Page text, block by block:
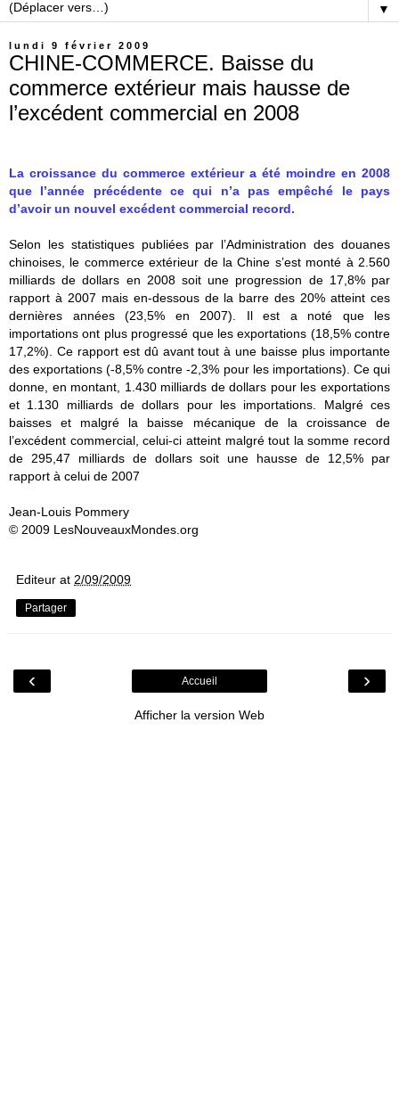
▼
lundi 9 février 2009
CHINE-COMMERCE. Baisse du
commerce extérieur mais hausse de
l’excédent commercial en 2008
La croissance du commerce extérieur a été moindre en 2008
que l’année précédente ce qui n’a pas empêché le pays
d’avoir un nouvel excédent commercial record.
Selon les statistiques publiées par l’Administration des douanes
chinoises, le commerce extérieur de la Chine s’est monté à 2.560
milliards de dollars en 2008 soit une progression de 17,8% par
rapport à 2007 mais en-dessous de la barre des 20% atteint ces
dernières années (23,5% en 2007). Il est a noté que les
importations ont plus progressé que les exportations (18,5% contre
17,2%). Ce rapport est dû avant tout à une baisse plus importante
des exportations (-8,5% contre -2,3% pour les importations). Ce qui
donne, en montant, 1.430 milliards de dollars pour les exportations
et 1.130 milliards de dollars pour les importations. Malgré ces
baisses et malgré la baisse mécanique de la croissance de
l’excédent commercial, celui-ci atteint malgré tout la somme record
de 295,47 milliards de dollars soit une hausse de 12,5% par
rapport à celui de 2007
Jean-Louis Pommery
© 2009 LesNouveauxMondes.org
Editeur at 2/09/2009
Partager
‹ ›
Accueil
Afficher la version Web